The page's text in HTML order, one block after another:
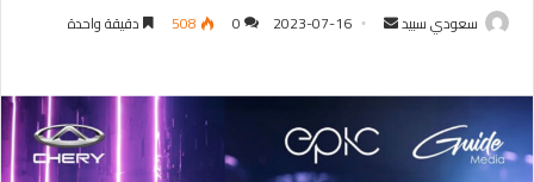
سعودي سبيد 2023-07-16
0
508 دقيقة واحدة